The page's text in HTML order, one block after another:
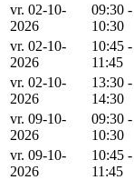
vr. 02-10-
2026
09:30 -
10:30
vr. 02-10-
2026
10:45 -
11:45
vr. 02-10-
2026
13:30 -
14:30
vr. 09-10-
2026
09:30 -
10:30
vr. 09-10-
2026
10:45 -
11:45